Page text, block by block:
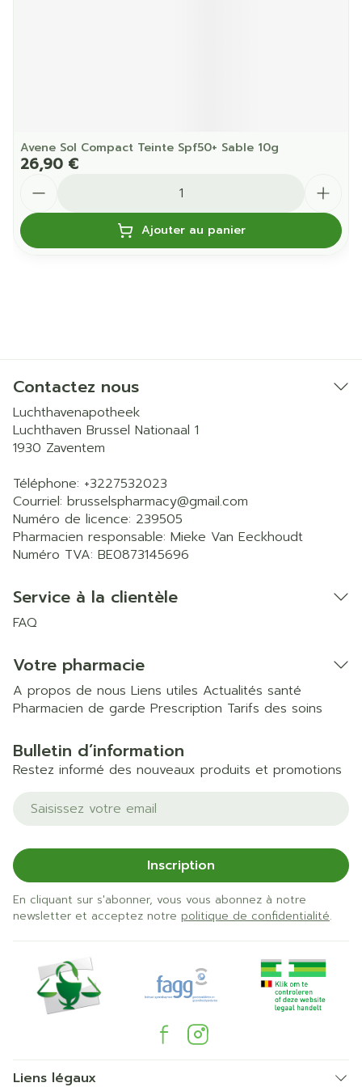
Avene Sol Compact Teinte Spf50+ Sable 10g
26,90 €
Ajouter au panier
Contactez nous
Luchthavenapotheek
Luchthaven Brussel Nationaal 1
1930 Zaventem
Téléphone: +3227532023
Courriel: brusselspharmacy@gmail.com
Numéro de licence: 239505
Pharmacien responsable: Mieke Van Eeckhoudt
Numéro TVA: BE0873145696
Service à la clientèle
FAQ
Votre pharmacie
A propos de nous Liens utiles Actualités santé
Pharmacien de garde Prescription Tarifs des soins
Bulletin d’information
Restez informé des nouveaux produits et promotions
Adresse mail
Inscription
En cliquant sur s'abonner, vous vous abonnez à notre
newsletter et acceptez notre politique de confidentialité.
Liens légaux